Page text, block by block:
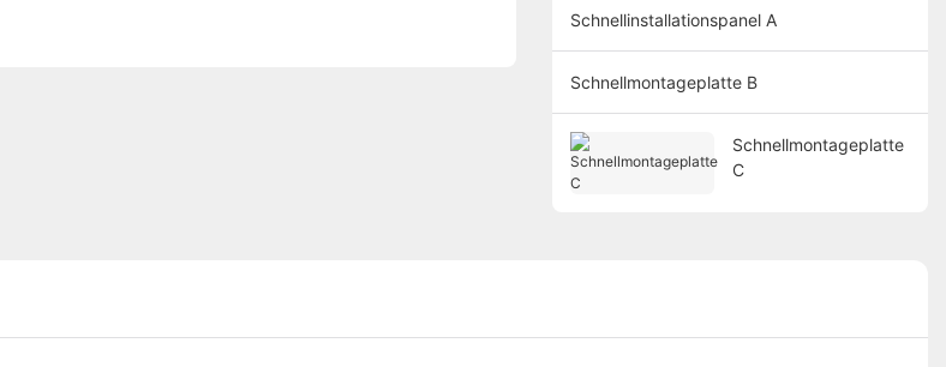
Schnellinstallationspanel A
Schnellmontageplatte B
Schnellmontageplatte
C